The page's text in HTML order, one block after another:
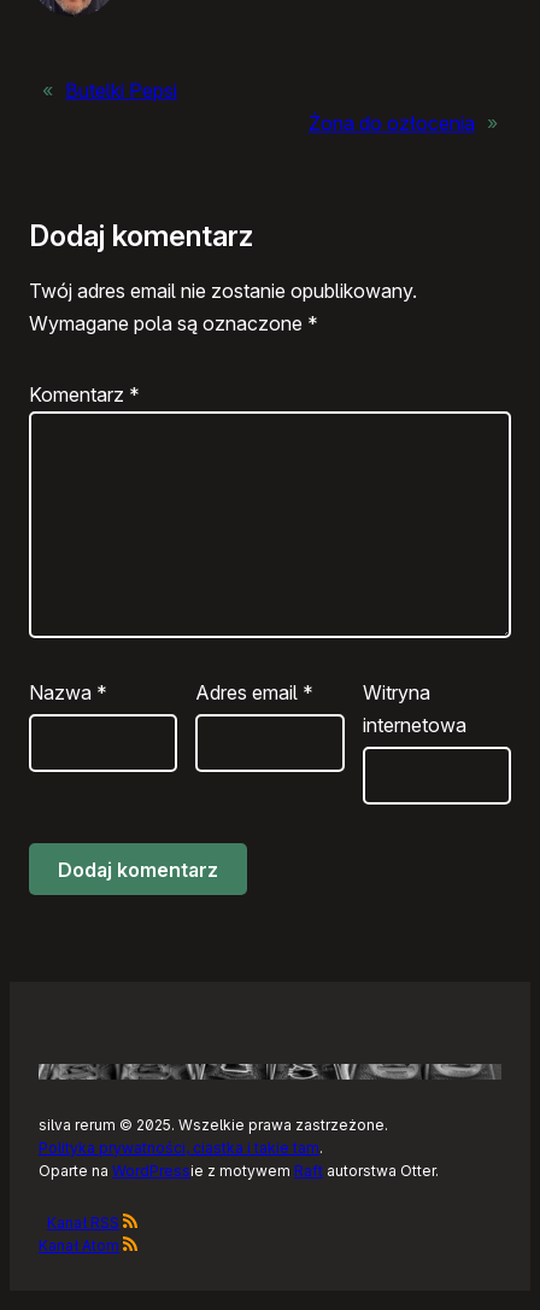
« Butelki Pepsi
Żona do ozłocenia »
Dodaj komentarz
Twój adres email nie zostanie opublikowany.
Wymagane pola są oznaczone *
Komentarz *
Nazwa * Adres email *
Witryna
internetowa
silva rerum © 2025. Wszelkie prawa zastrzeżone.
Polityka prywatności, ciastka i takie tam.
Oparte na WordPressie z motywem Raft autorstwa Otter.
Kanał RSS
Kanał Atom